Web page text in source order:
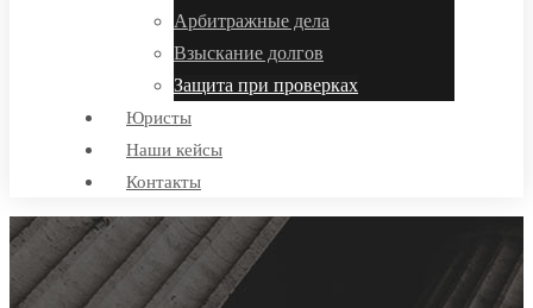
Арбитражные дела
Взыскание долгов
Защита при проверках
Юристы
Наши кейсы
Контакты